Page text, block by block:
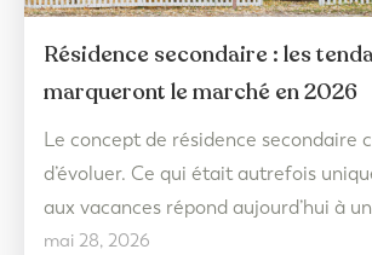
Résidence secondaire : les
marqueront le marché en 2026
mai 28, 2026
Le concept de résidence secondaire
d’évoluer. Ce qui était autrefois
aux vacances répond aujourd’hui à
beaucoup plus flexible, tourné vers